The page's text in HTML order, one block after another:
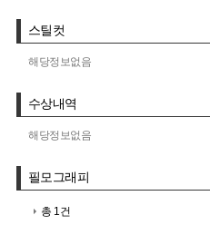
스틸컷
해당정보없음
수상내역
해당정보없음
필모그래피
총 1건